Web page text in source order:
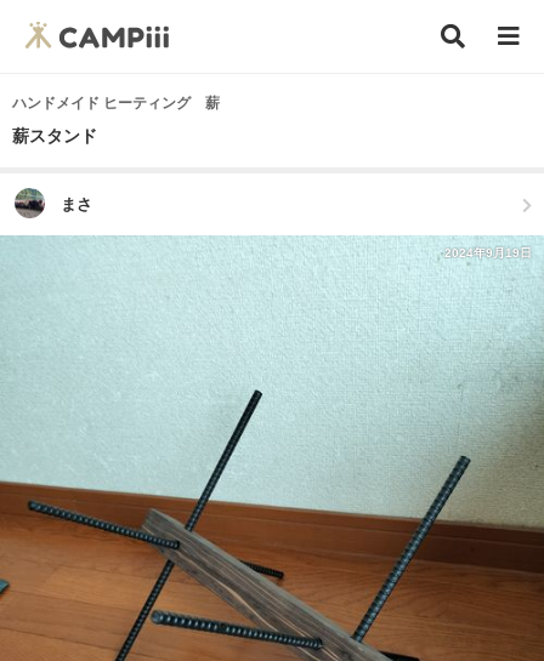
ハンドメイド ヒーティング 薪
薪スタンド
まさ
2024年9月19日